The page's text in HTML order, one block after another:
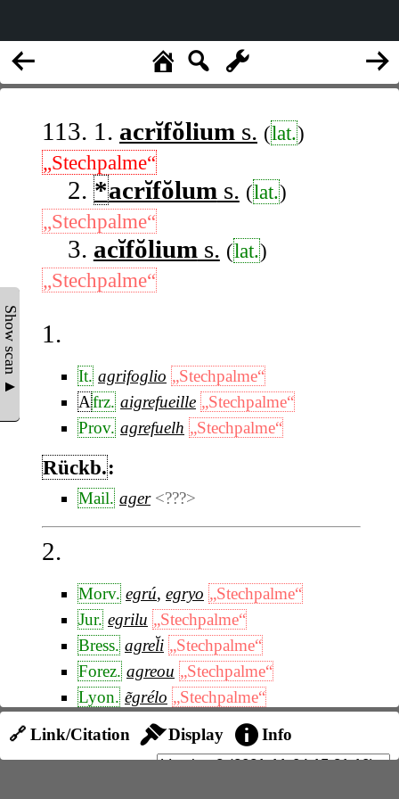
Show scan ▲
113. 1. acrĭfŏlium s. (lat.)
„Stechpalme“
2. *acrĭfŏlum s. (lat.)
„Stechpalme“
3. acĭfŏlium s. (lat.)
„Stechpalme“
1.
It. agrifoglio „Stechpalme“
Afrz. aigrefueille „Stechpalme“
Prov. agrefuelh „Stechpalme“
Rückb.:
Mail. ager <???>
2.
Morv. egrú, egryo „Stechpalme“
Jur. egrilu „Stechpalme“
Bress. agrel̆i „Stechpalme“
Forez. agreou „Stechpalme“
Lyon. ẽgrélo „Stechpalme“
grevu
„Stechpalme“
agrebđa
„Stechpalme“
🔗 Link/Citation Display Info